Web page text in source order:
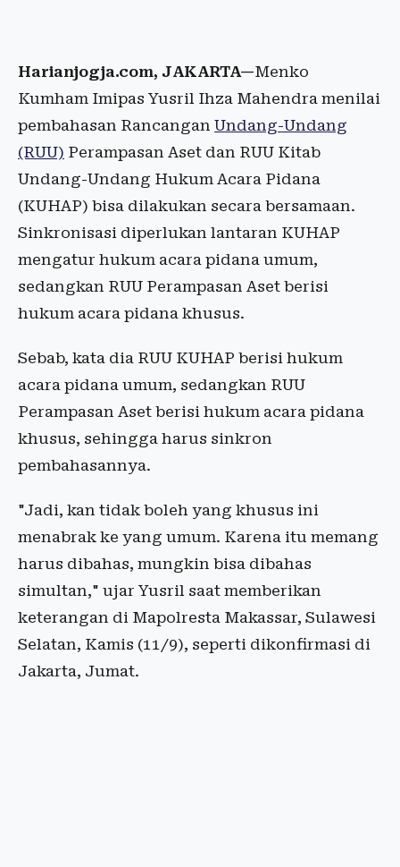
Harianjogja.com, JAKARTA—Menko
Kumham Imipas Yusril Ihza Mahendra menilai
pembahasan Rancangan Undang-Undang
(RUU) Perampasan Aset dan RUU Kitab
Undang-Undang Hukum Acara Pidana
(KUHAP) bisa dilakukan secara bersamaan.
Sinkronisasi diperlukan lantaran KUHAP
mengatur hukum acara pidana umum,
sedangkan RUU Perampasan Aset berisi
hukum acara pidana khusus.
Sebab, kata dia RUU KUHAP berisi hukum
acara pidana umum, sedangkan RUU
Perampasan Aset berisi hukum acara pidana
khusus, sehingga harus sinkron
pembahasannya.
"Jadi, kan tidak boleh yang khusus ini
menabrak ke yang umum. Karena itu memang
harus dibahas, mungkin bisa dibahas
simultan," ujar Yusril saat memberikan
keterangan di Mapolresta Makassar, Sulawesi
Selatan, Kamis (11/9), seperti dikonfirmasi di
Jakarta, Jumat.